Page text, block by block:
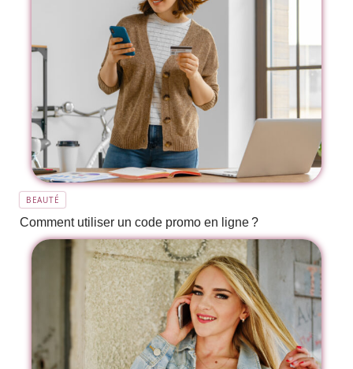
BEAUTÉ
Comment utiliser un code promo en ligne ?